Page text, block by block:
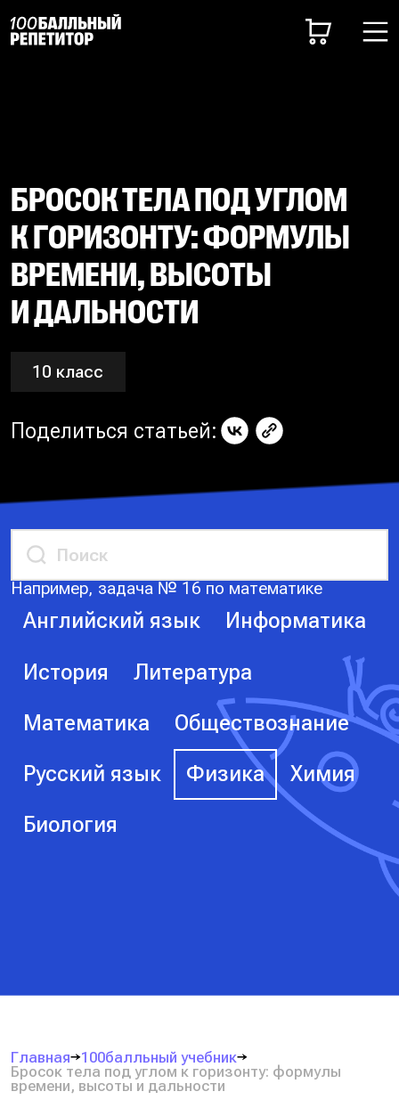
БРОСОК ТЕЛА ПОД УГЛОМ
К ГОРИЗОНТУ: ФОРМУЛЫ
ВРЕМЕНИ, ВЫСОТЫ
И ДАЛЬНОСТИ
10 класс
Поделиться статьей:
Например, задача № 16 по математике
Английский язык Информатика
История Литература
Математика Обществознание
Русский язык Физика Химия
Биология
Главная
100балльный учебник
Бросок тела под углом к горизонту: формулы
времени, высоты и дальности